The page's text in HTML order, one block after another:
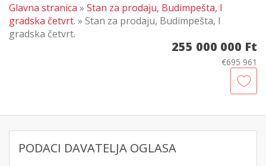
Glavna stranica » Stan za prodaju, Budimpešta, I
gradska četvrt. » Stan za prodaju, Budimpešta, I
gradska četvrt.
255 000 000 Ft
€695 961
PODACI DAVATELJA OGLASA